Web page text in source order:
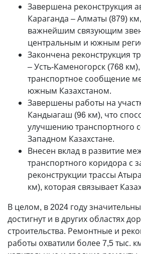
Завершена реконструкция
Караганда – Алматы (879)
важнейшим связующим
центральным и южным
Закончена реконструкция
– Усть-Каменогорск (768
транспортное сообщение
южным Казахстаном.
Завершены работы на
Кандыагаш (96 км), что
улучшению транспортного
Западном Казахстане.
Внесен вклад в развитие
транспортного коридора с
реконструкции трассы
км), которая связывает
В целом, в 2024 году
достигнут и в других областях
строительства. Ремонтные и
работы охватили более 7,5 тыс.